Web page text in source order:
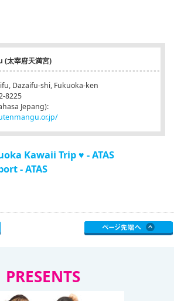
太宰府天満宮)
Dazaifu-shi, Fukuoka-ken
8225
Jepang):
Kawaii Trip ♥ - ATAS
- ATAS
PRESENTS